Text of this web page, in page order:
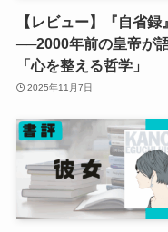
【レビュー】『自省録』
──2000年前の皇帝が
「心を整える哲学」
2025年11月7日